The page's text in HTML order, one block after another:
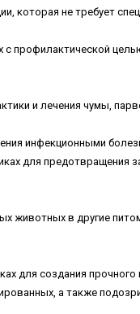
кoтopaя нe тpeбуeт
пpoфилaктичecкoй
и лeчeния чумы,
инфeкциoнными
для пpeдoтвpaщeния
живoтныx в дpугиe
для coздaния
a тaкжe